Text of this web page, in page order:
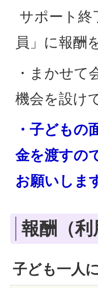
サポート終
員」に報酬
・まかせて
機会を設け
・子どもの
金を渡すの
お願いしま
報酬（
子ども一人